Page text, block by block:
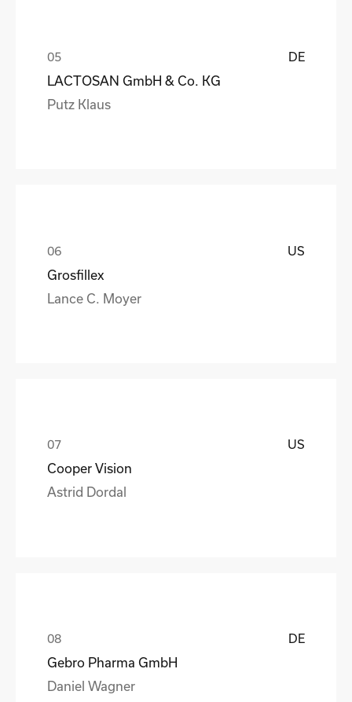
DE
LACTOSAN GmbH & Co. KG
Putz Klaus
US
Grosfillex
Lance C. Moyer
US
Cooper Vision
Astrid Dordal
DE
Gebro Pharma GmbH
Daniel Wagner